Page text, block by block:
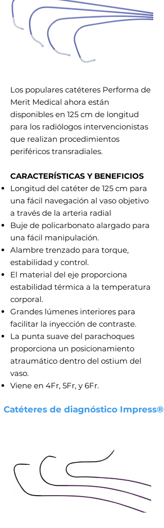
Los populares catéteres Performa de
Merit Medical ahora están
disponibles en 125 cm de longitud
para los radiólogos intervencionistas
que realizan procedimientos
periféricos transradiales.
CARACTERÍSTICAS Y BENEFICIOS
Longitud del catéter de 125 cm para
una fácil navegación al vaso objetivo
a través de la arteria radial
Buje de policarbonato alargado para
una fácil manipulación.
Alambre trenzado para torque,
estabilidad y control.
El material del eje proporciona
estabilidad térmica a la temperatura
corporal.
Grandes lúmenes interiores para
facilitar la inyección de contraste.
La punta suave del parachoques
proporciona un posicionamiento
atraumático dentro del ostium del
vaso.
Viene en 4Fr, 5Fr, y 6Fr.
Catéteres de diagnóstico Impress®